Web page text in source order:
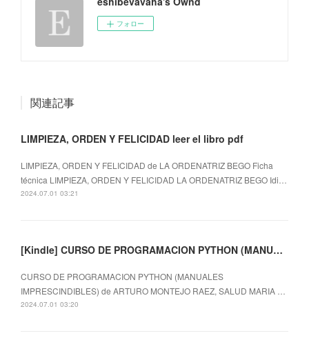
フォロー
関連記事
LIMPIEZA, ORDEN Y FELICIDAD leer el libro pdf
LIMPIEZA, ORDEN Y FELICIDAD de LA ORDENATRIZ BEGO Ficha
técnica LIMPIEZA, ORDEN Y FELICIDAD LA ORDENATRIZ BEGO Idi…
2024.07.01 03:21
[Kindle] CURSO DE PROGRAMACION PYTHON (MANUALES IMPRESCINDIBLES) descargar gratis
CURSO DE PROGRAMACION PYTHON (MANUALES
IMPRESCINDIBLES) de ARTURO MONTEJO RAEZ, SALUD MARIA …
2024.07.01 03:20